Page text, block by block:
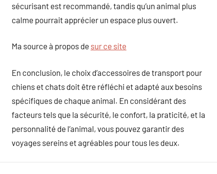
sécurisant est recommandé, tandis qu’un animal plus
calme pourrait apprécier un espace plus ouvert.
Ma source à propos de sur ce site
En conclusion, le choix d’accessoires de transport pour
chiens et chats doit être réfléchi et adapté aux besoins
spécifiques de chaque animal. En considérant des
facteurs tels que la sécurité, le confort, la praticité, et la
personnalité de l’animal, vous pouvez garantir des
voyages sereins et agréables pour tous les deux.